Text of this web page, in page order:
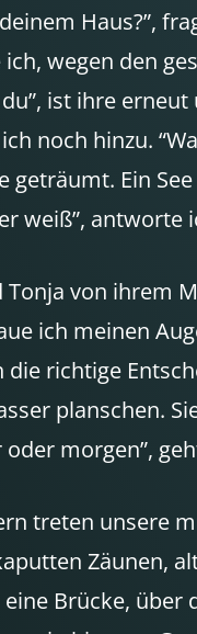
Haus?”,
wegen den
du”, ist ihre
noch hinzu.
geträumt. Ein
weiß”,
von ihrem
ich meinen
richtige
planschen.
morgen”,
treten unsere
Zäunen,
Brücke,